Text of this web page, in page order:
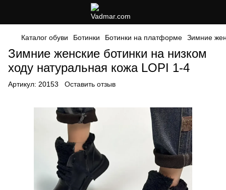
Каталог обуви Ботинки Ботинки на платформе Зимние
Зимние женские ботинки на низком
ходу натуральная кожа LOPI 1-4
Артикул: 20153 Оставить отзыв